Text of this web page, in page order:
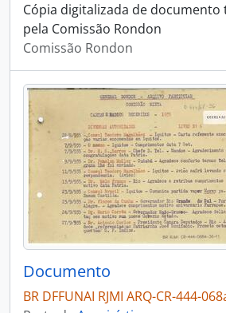
Cópia digitalizada de
pela Comissão Rondon
Comissão Rondon
Documento
BR DFFUNAI RJMI ARQ-CR-444-